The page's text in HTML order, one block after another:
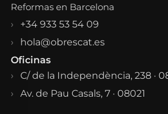
Reformas en Barcelona
+34 933 53 54 09
hola@obrescat.es
Oficinas
C/ de la Independència, 238 ·
Av. de Pau Casals, 7 · 08021